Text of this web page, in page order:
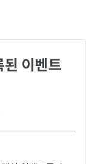
이벤트